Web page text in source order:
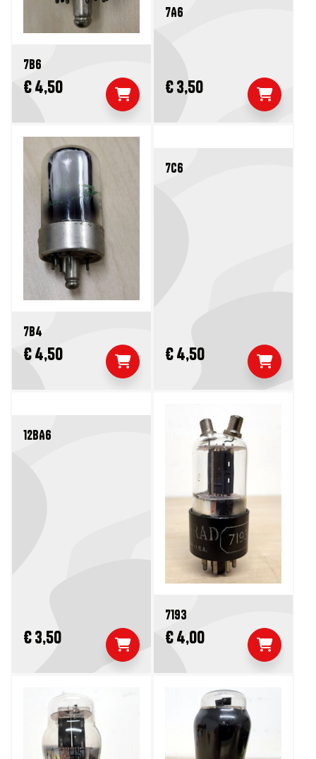
7B6
€ 4,50
7A6
€ 3,50
7B4
€ 4,50
7C6
€ 4,50
12BA6
€ 3,50
7193
€ 4,00